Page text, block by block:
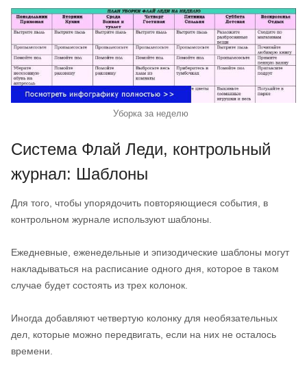
Уборка за неделю
Система Флай Леди, контрольный
журнал: Шаблоны
Для того, чтобы упорядочить повторяющиеся события, в
контрольном журнале используют шаблоны.
Ежедневные, еженедельные и эпизодические шаблоны могут
накладываться на расписание одного дня, которое в таком
случае будет состоять из трех колонок.
Иногда добавляют четвертую колонку для необязательных
дел, которые можно передвигать, если на них не осталось
времени.